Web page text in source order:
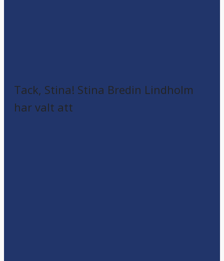
Tack, Stina! Stina Bredin Lindholm
har valt att